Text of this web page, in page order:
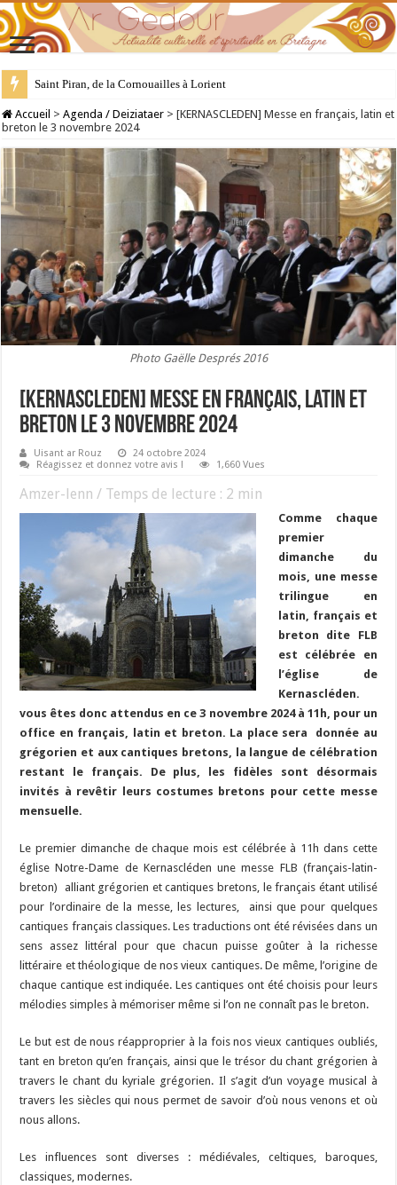
28 juillet : Saint Samson de Dol, père de la Bretagne chrétienne
Accueil > Agenda / Deiziataer > [KERNASCLEDEN] Messe en français, latin et
breton le 3 novembre 2024
Photo Gaëlle Després 2016
[KERNASCLEDEN] Messe en français, latin et
breton le 3 novembre 2024
Uisant ar Rouz
24 octobre 2024
Réagissez et donnez votre avis !
1,660 Vues
Amzer-lenn / Temps de lecture : 2 min
Comme chaque
premier
dimanche du
mois, une messe
trilingue en
latin, français et
breton dite FLB
est célébrée en
l’église de
Kernascléden.
vous êtes donc attendus en ce 3 novembre 2024 à 11h, pour un
office en français, latin et breton. La place sera donnée au
grégorien et aux cantiques bretons, la langue de célébration
restant le français. De plus, les fidèles sont désormais
invités à revêtir leurs costumes bretons pour cette messe
mensuelle.
Le premier dimanche de chaque mois est célébrée à 11h dans cette
église Notre-Dame de Kernascléden une messe FLB (français-latin-
breton) alliant grégorien et cantiques bretons, le français étant utilisé
pour l’ordinaire de la messe, les lectures, ainsi que pour quelques
cantiques français classiques. Les traductions ont été révisées dans un
sens assez littéral pour que chacun puisse goûter à la richesse
littéraire et théologique de nos vieux cantiques. De même, l’origine de
chaque cantique est indiquée. Les cantiques ont été choisis pour leurs
mélodies simples à mémoriser même si l’on ne connaît pas le breton.
Le but est de nous réapproprier à la fois nos vieux cantiques oubliés,
tant en breton qu’en français, ainsi que le trésor du chant grégorien à
travers le chant du kyriale grégorien. Il s’agit d’un voyage musical à
travers les siècles qui nous permet de savoir d’où nous venons et où
nous allons.
Les influences sont diverses : médiévales, celtiques, baroques,
classiques, modernes.